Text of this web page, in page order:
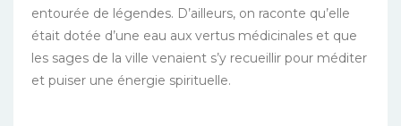
entourée de légendes. D’ailleurs, on raconte qu’elle
était dotée d’une eau aux vertus médicinales et que
les sages de la ville venaient s’y recueillir pour méditer
et puiser une énergie spirituelle.